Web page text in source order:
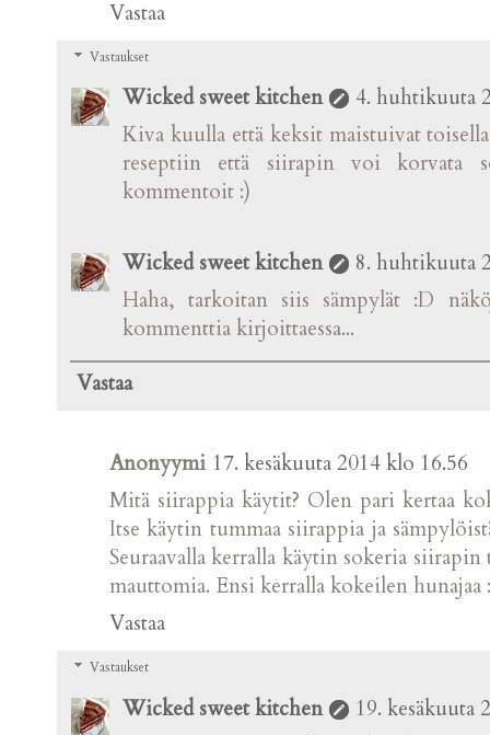
Vastaa
Vastaukset
Wicked sweet kitchen
4. huhtikuuta
Kiva kuulla että keksit maistuivat
reseptiin että siirapin voi korvata
kommentoit :)
Wicked sweet kitchen
8. huhtikuuta
Haha, tarkoitan siis sämpylät :D
kommenttia kirjoittaessa...
Vastaa
Anonyymi 17. kesäkuuta 2014 klo 16.56
Mitä siirappia käytit? Olen pari kertaa
Itse käytin tummaa siirappia ja
Seuraavalla kerralla käytin sokeria
mauttomia. Ensi kerralla kokeilen hunajaa
Vastaa
Vastaukset
Wicked sweet kitchen
19. kesäkuuta